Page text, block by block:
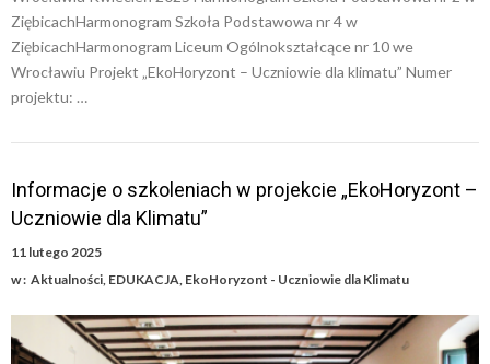
ZiębicachHarmonogram Szkoła Podstawowa nr 4 w
ZiębicachHarmonogram Liceum Ogólnokształcące nr 10 we
Wrocławiu Projekt „EkoHoryzont – Uczniowie dla klimatu” Numer
projektu: …
Informacje o szkoleniach w projekcie „EkoHoryzont –
Uczniowie dla Klimatu”
11 lutego 2025
w : Aktualności, EDUKACJA, EkoHoryzont - Uczniowie dla Klimatu